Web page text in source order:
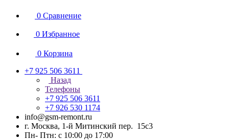
0 Сравнение
0 Избранное
0 Корзина
+7 925 506 3611
Назад
Телефоны
+7 925 506 3611
+7 926 530 1174
info@gsm-remont.ru
г. Москва, 1-й Митинский пер. 15с3
Пн- Птн: с 10:00 до 17:00